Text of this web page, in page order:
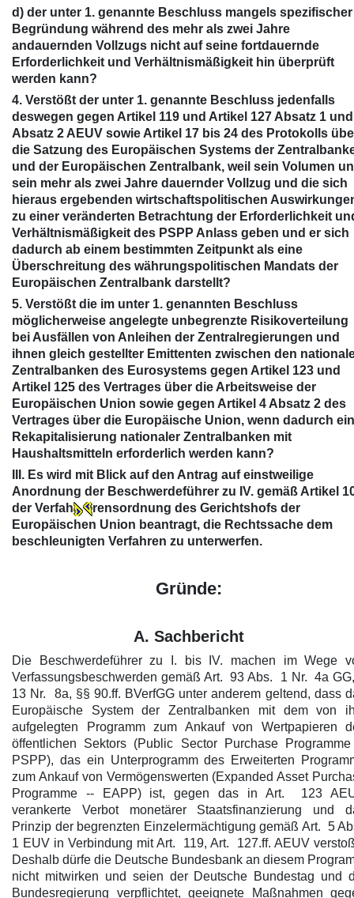
d) der unter 1. genannte Beschluss mangels spezifischer
Begründung während des mehr als zwei Jahre
andauernden Vollzugs nicht auf seine fortdauernde
Erforderlichkeit und Verhältnismäßigkeit hin überprüft
werden kann?
4. Verstößt der unter 1. genannte Beschluss jedenfalls
deswegen gegen Artikel 119 und Artikel 127 Absatz 1 und
Absatz 2 AEUV sowie Artikel 17 bis 24 des Protokolls
die Satzung des Europäischen Systems der
und der Europäischen Zentralbank, weil sein Volumen
sein mehr als zwei Jahre dauernder Vollzug und die sich
hieraus ergebenden wirtschaftspolitischen
zu einer veränderten Betrachtung der Erforderlichkeit
Verhältnismäßigkeit des PSPP Anlass geben und er sich
dadurch ab einem bestimmten Zeitpunkt als eine
Überschreitung des währungspolitischen Mandats der
Europäischen Zentralbank darstellt?
5. Verstößt die im unter 1. genannten Beschluss
möglicherweise angelegte unbegrenzte Risikoverteilung
bei Ausfällen von Anleihen der Zentralregierungen und
ihnen gleich gestellter Emittenten zwischen den
Zentralbanken des Eurosystems gegen Artikel 123 und
Artikel 125 des Vertrages über die Arbeitsweise der
Europäischen Union sowie gegen Artikel 4 Absatz 2 des
Vertrages über die Europäische Union, wenn dadurch
Rekapitalisierung nationaler Zentralbanken mit
Haushaltsmitteln erforderlich werden kann?
III. Es wird mit Blick auf den Antrag auf einstweilige
Anordnung der Beschwerdeführer zu IV. gemäß Artikel
der Verfah
rensordnung des Gerichtshofs der
Europäischen Union beantragt, die Rechtssache dem
beschleunigten Verfahren zu unterwerfen.
Gründe:
A. Sachbericht
Die Beschwerdeführer zu I. bis IV. machen im Wege
Verfassungsbeschwerden gemäß Art. 93 Abs. 1 Nr. 4a
13 Nr. 8a, §§ 90.ff. BVerfGG unter anderem geltend, dass
Europäische System der Zentralbanken mit dem von
aufgelegten Programm zum Ankauf von Wertpapieren
öffentlichen Sektors (Public Sector Purchase
PSPP), das ein Unterprogramm des Erweiterten
zum Ankauf von Vermögenswerten (Expanded Asset
Programme -- EAPP) ist, gegen das in Art. 123
verankerte Verbot monetärer Staatsfinanzierung und
Prinzip der begrenzten Einzelermächtigung gemäß Art. 5
1 EUV in Verbindung mit Art. 119, Art. 127.ff. AEUV
Deshalb dürfe die Deutsche Bundesbank an diesem
nicht mitwirken und seien der Deutsche Bundestag und
Bundesregierung verpflichtet, geeignete Maßnahmen